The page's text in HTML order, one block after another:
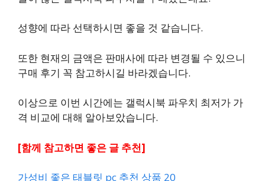
성향에 따라 선택하시면 좋을 것 같습니다.
또한 현재의 금액은 판매사에 따라 변경될 수 있으니
구매 후기 꼭 참고하시길 바라겠습니다.
이상으로 이번 시간에는 갤럭시북 파우치 최저가 가
격 비교에 대해 알아보았습니다.
[함께 참고하면 좋은 글 추천]
가성비 좋은 태블릿 pc 추천 상품 20